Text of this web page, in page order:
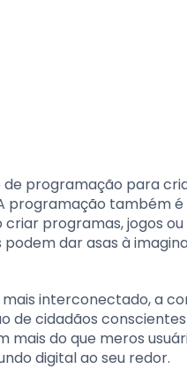
programação para
programação também
programas, jogos
podem dar asas à
interconectado, a
de cidadãos
mais do que meros
digital ao seu redor.